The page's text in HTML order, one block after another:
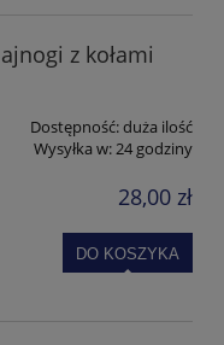
z kołami
Dostępność:duża ilość
Wysyłka w:24 godziny
28,00 zł
DO KOSZYKA